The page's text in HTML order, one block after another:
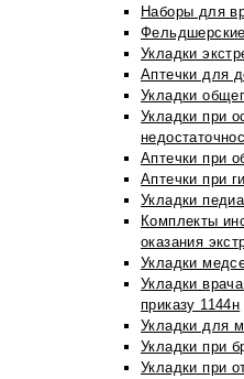
Наборы для
Укладки
Аптечки для
Укладки
Укладки при
Аптечки при
Аптечки при
Укладки
Комплекты
оказания
Укладки
Укладки
приказу 1144н
Укладки для
Укладки при
Укладки при